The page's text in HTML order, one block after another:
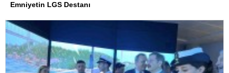
Emniyetin LGS Destanı